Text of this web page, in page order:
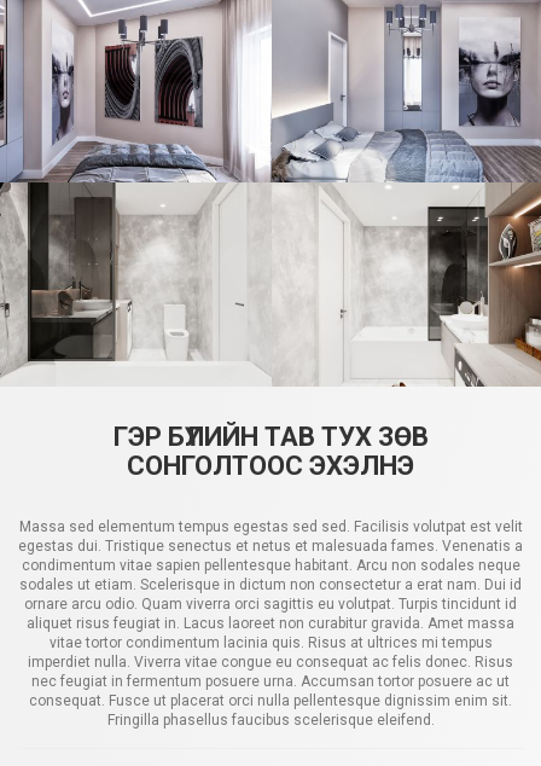
ГЭР БҮЛИЙН ТАВ ТУХ ЗӨВ
СОНГОЛТООС ЭХЭЛНЭ
Massa sed elementum tempus egestas sed sed. Facilisis volutpat est velit
egestas dui. Tristique senectus et netus et malesuada fames. Venenatis a
condimentum vitae sapien pellentesque habitant. Arcu non sodales neque
sodales ut etiam. Scelerisque in dictum non consectetur a erat nam. Dui id
ornare arcu odio. Quam viverra orci sagittis eu volutpat. Turpis tincidunt id
aliquet risus feugiat in. Lacus laoreet non curabitur gravida. Amet massa
vitae tortor condimentum lacinia quis. Risus at ultrices mi tempus
imperdiet nulla. Viverra vitae congue eu consequat ac felis donec. Risus
nec feugiat in fermentum posuere urna. Accumsan tortor posuere ac ut
consequat. Fusce ut placerat orci nulla pellentesque dignissim enim sit.
Fringilla phasellus faucibus scelerisque eleifend.